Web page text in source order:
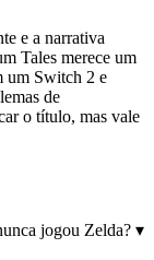
e a narrativa
Tales merece um
um Switch 2 e
de
o título, mas vale
jogou Zelda? ▾